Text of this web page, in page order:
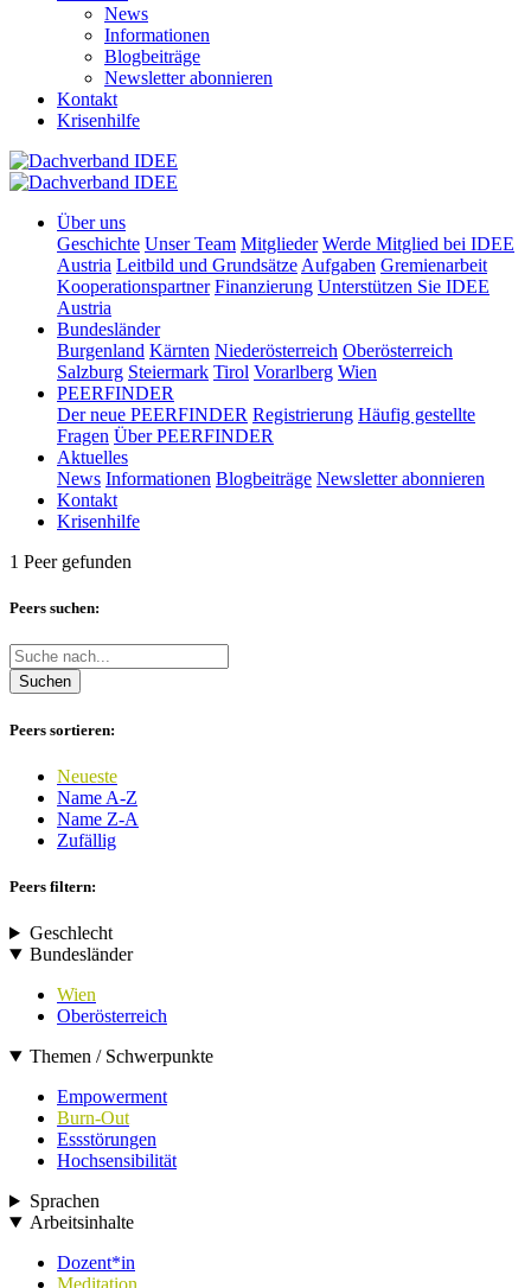
News
Informationen
Blogbeiträge
Newsletter abonnieren
Kontakt
Krisenhilfe
Über uns
Geschichte Unser Team Mitglieder Werde Mitglied bei IDEE
Austria Leitbild und Grundsätze Aufgaben Gremienarbeit
Kooperationspartner Finanzierung Unterstützen Sie IDEE
Austria
Bundesländer
Burgenland Kärnten Niederösterreich Oberösterreich
Salzburg Steiermark Tirol Vorarlberg Wien
PEERFINDER
Der neue PEERFINDER Registrierung Häufig gestellte
Fragen Über PEERFINDER
Aktuelles
News Informationen Blogbeiträge Newsletter abonnieren
Kontakt
Krisenhilfe
1 Peer gefunden
Peers suchen:
Suchen
Peers sortieren:
Neueste
Name A-Z
Name Z-A
Zufällig
Peers filtern:
Geschlecht
Bundesländer
Wien
Oberösterreich
Themen / Schwerpunkte
Empowerment
Burn-Out
Essstörungen
Hochsensibilität
Sprachen
Arbeitsinhalte
Dozent*in
Meditation